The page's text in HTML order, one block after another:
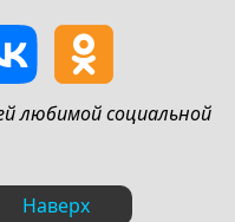
любимой социальной
Наверх